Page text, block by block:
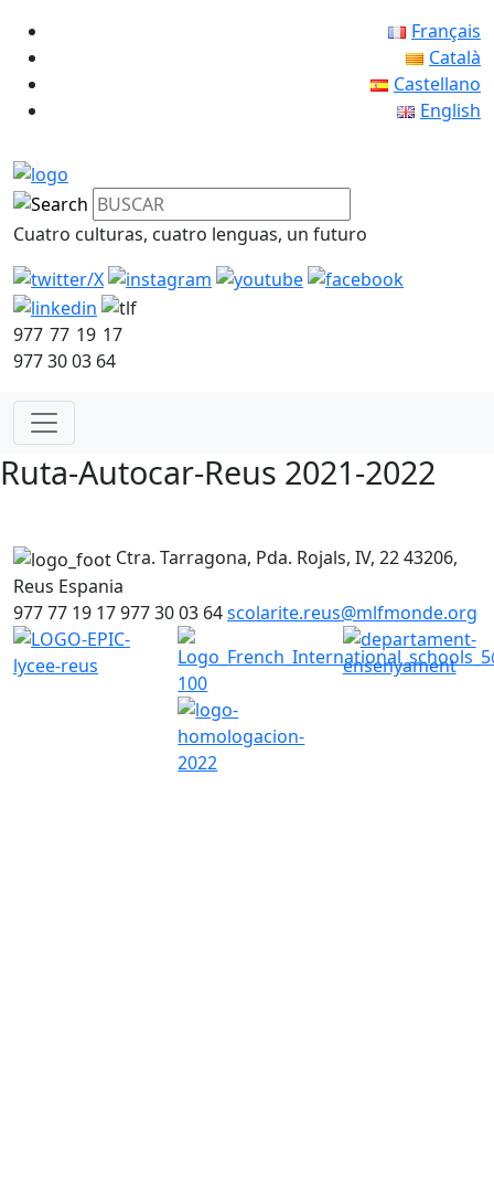
Français
Català
Castellano
English
Cuatro culturas, cuatro lenguas, un futuro
977 77 19 17
977 30 03 64
Ruta-Autocar-Reus 2021-2022
Ctra. Tarragona, Pda. Rojals, IV, 2243206,
Reus Espania
977 77 19 17977 30 03 64scolarite.reus@mlfmonde.org